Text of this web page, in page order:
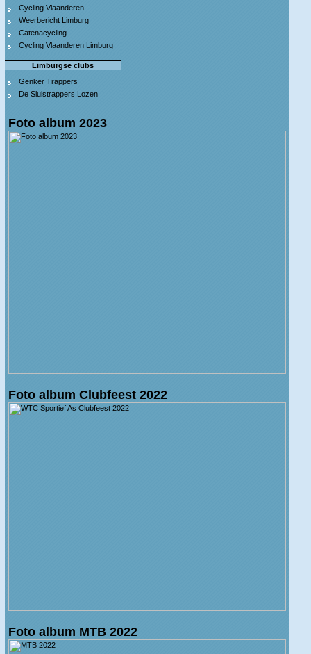
Cycling Vlaanderen
Weerbericht Limburg
Catenacycling
Cycling Vlaanderen Limburg
Limburgse clubs
Genker Trappers
De Sluistrappers Lozen
Foto album 2023
Foto album Clubfeest 2022
Foto album MTB 2022